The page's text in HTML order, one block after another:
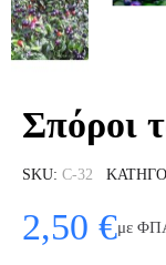
Σπόροι
SKU C-32
2,50 €με